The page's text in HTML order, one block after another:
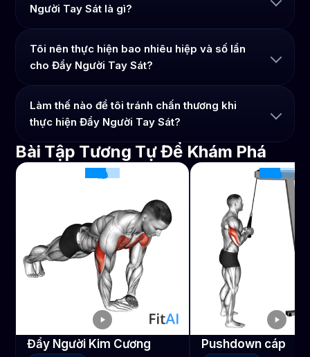
Người Tay Sát là gì?
Tôi nên thực hiện bao nhiêu hiệp và số lần
cho Đẩy Người Tay Sát?
Làm thế nào để tôi tránh chấn thương khi
thực hiện Đẩy Người Tay Sát?
Bài Tập Tương Tự Để Khám Phá
Đẩy Người Kim Cương Pushdown cáp